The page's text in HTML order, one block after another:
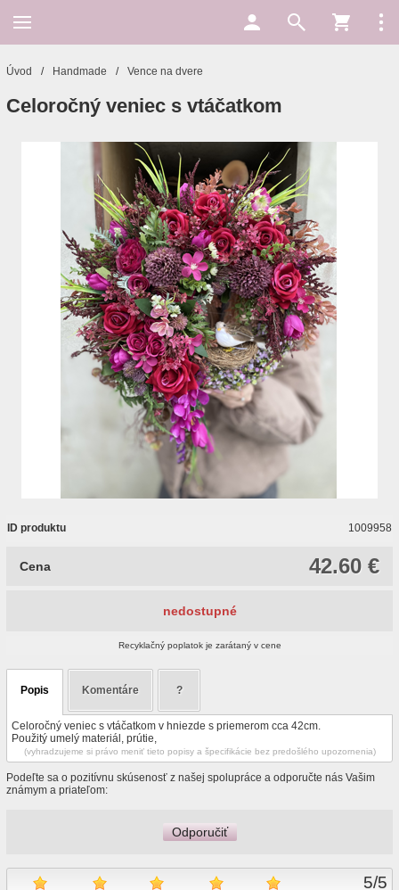
Podeľte sa o pozitívnu skúsenosť z našej spolupráce a odporučte nás Vašim
známym a priateľom:
Odporučiť
5/5
Úvod / Handmade / Vence na dvere
Celoročný veniec s vtáčatkom
ID produktu 1009958
42.60 €
Cena
nedostupné
Recyklačný poplatok je zarátaný v cene
Popis Komentáre ?
Celoročný veniec s vtáčatkom v hniezde s priemerom cca 42cm.
Použitý umelý materiál, prútie,
(vyhradzujeme si právo meniť tieto popisy a špecifikácie bez predošlého upozornenia)